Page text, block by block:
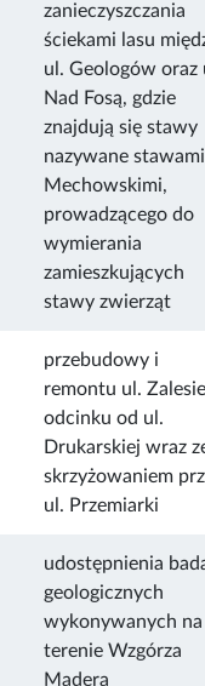
zanieczyszczania
ściekami lasu
ul. Geologów oraz
Nad Fosą, gdzie
znajdują się stawy
nazywane stawami
Mechowskimi,
prowadzącego do
wymierania
zamieszkujących
stawy zwierząt
przebudowy i
remontu ul.
odcinku od ul.
Drukarskiej wraz
skrzyżowaniem
ul. Przemiarki
udostępnienia
geologicznych
wykonywanych na
terenie Wzgórza
Madera